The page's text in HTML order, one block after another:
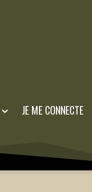
JE ME CONNECTE